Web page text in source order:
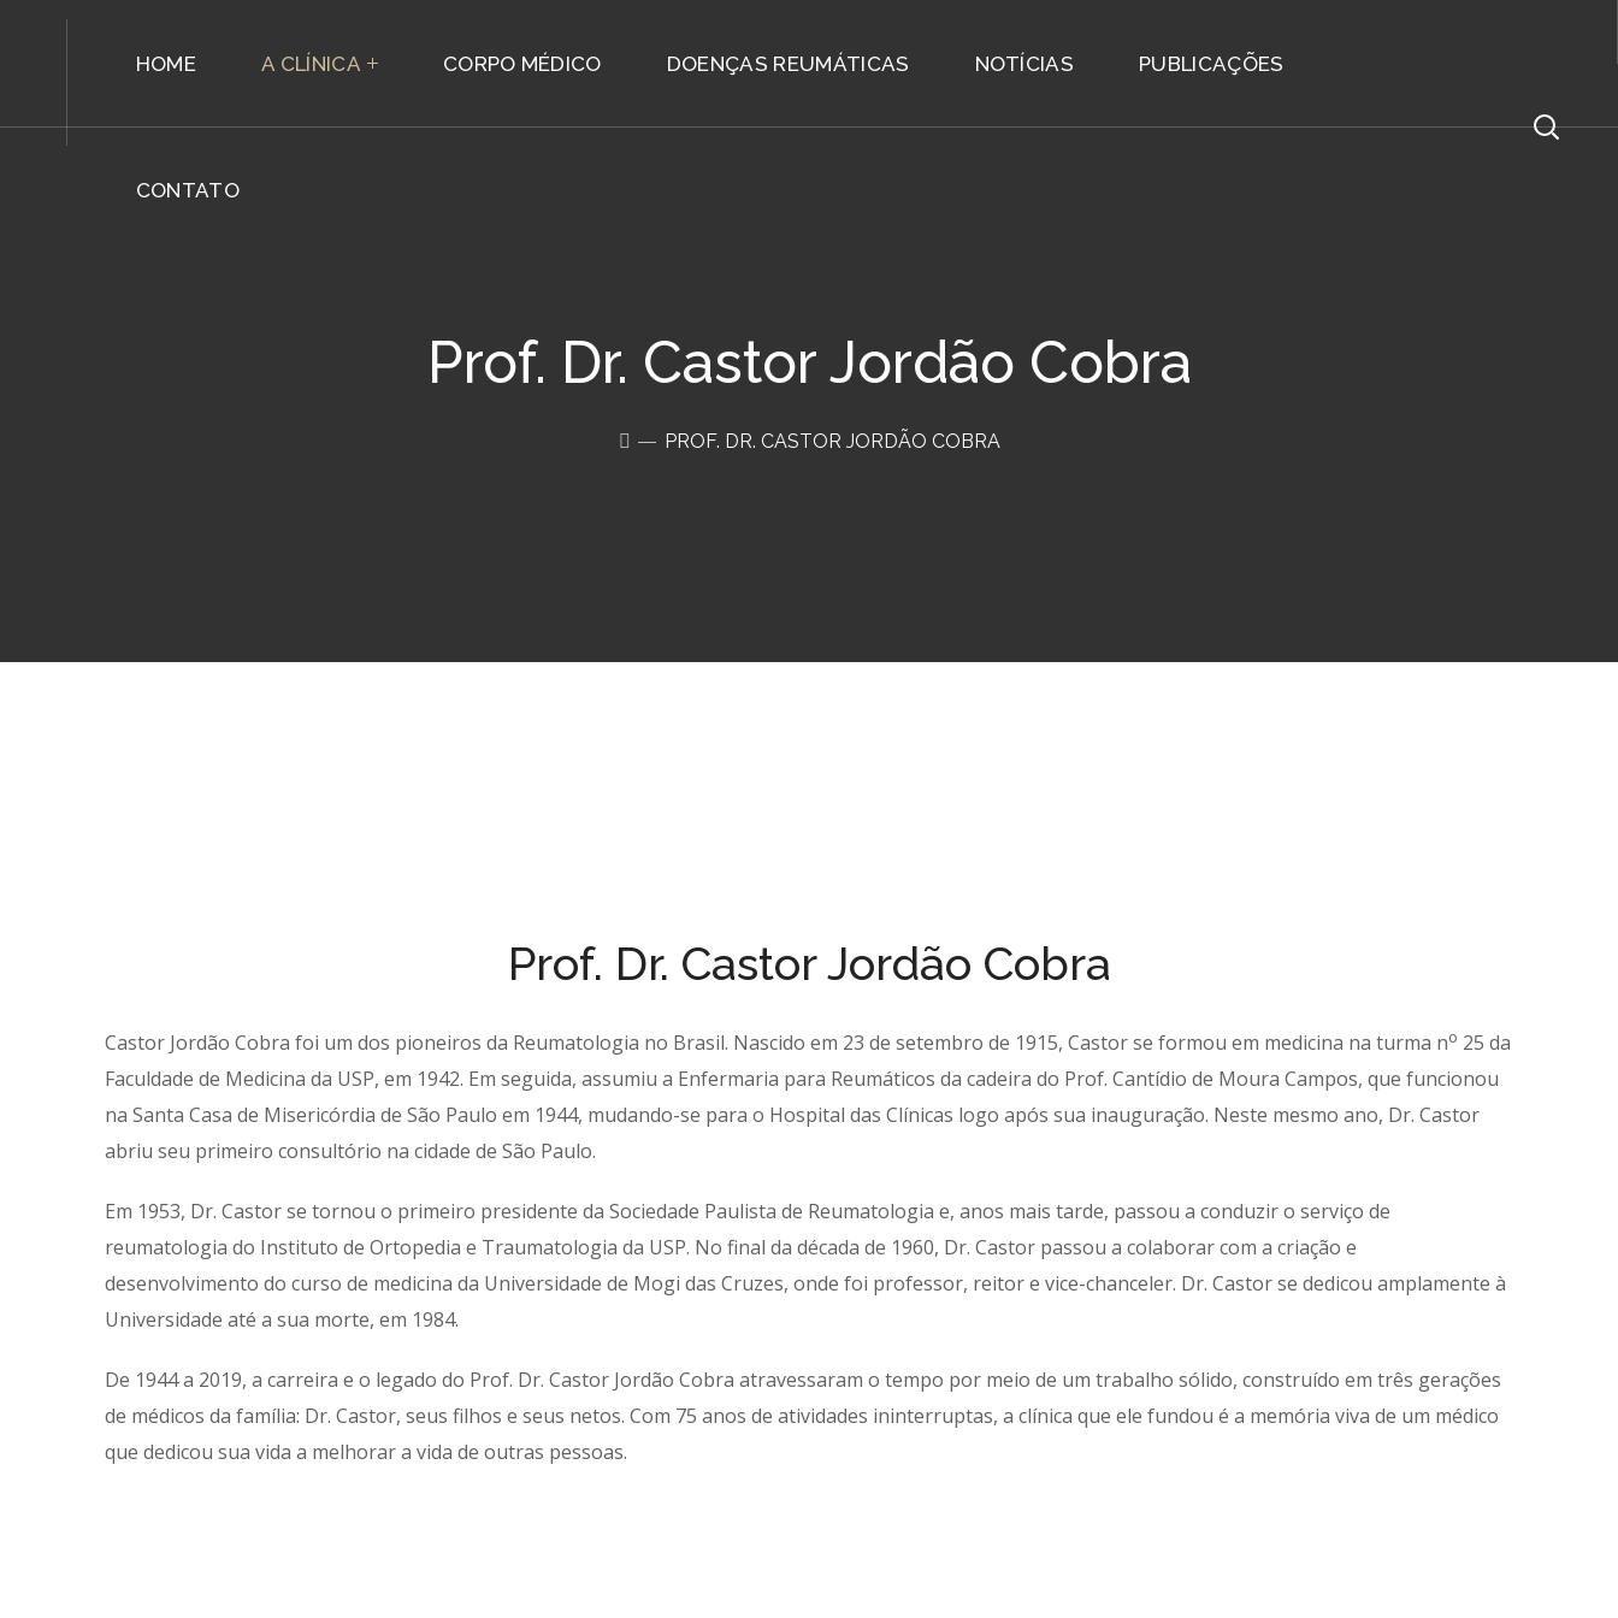
HOME A CLÍNICA CORPO MÉDICO DOENÇAS REUMÁTICAS NOTÍCIAS PUBLICAÇÕES
CONTATO
CONTATO
Prof. Dr. Castor Jordão Cobra
PROF. DR. CASTOR JORDÃO COBRA
Prof. Dr. Castor Jordão Cobra
Castor Jordão Cobra foi um dos pioneiros da Reumatologia no Brasil. Nascido em 23 de setembro de 1915, Castor se formou em medicina na turma no 25 da
Faculdade de Medicina da USP, em 1942. Em seguida, assumiu a Enfermaria para Reumáticos da cadeira do Prof. Cantídio de Moura Campos, que funcionou
na Santa Casa de Misericórdia de São Paulo em 1944, mudando-se para o Hospital das Clínicas logo após sua inauguração. Neste mesmo ano, Dr. Castor
abriu seu primeiro consultório na cidade de São Paulo.
Em 1953, Dr. Castor se tornou o primeiro presidente da Sociedade Paulista de Reumatologia e, anos mais tarde, passou a conduzir o serviço de
reumatologia do Instituto de Ortopedia e Traumatologia da USP. No final da década de 1960, Dr. Castor passou a colaborar com a criação e
desenvolvimento do curso de medicina da Universidade de Mogi das Cruzes, onde foi professor, reitor e vice-chanceler. Dr. Castor se dedicou amplamente à
Universidade até a sua morte, em 1984.
De 1944 a 2019, a carreira e o legado do Prof. Dr. Castor Jordão Cobra atravessaram o tempo por meio de um trabalho sólido, construído em três gerações
de médicos da família: Dr. Castor, seus filhos e seus netos. Com 75 anos de atividades ininterruptas, a clínica que ele fundou é a memória viva de um médico
que dedicou sua vida a melhorar a vida de outras pessoas.